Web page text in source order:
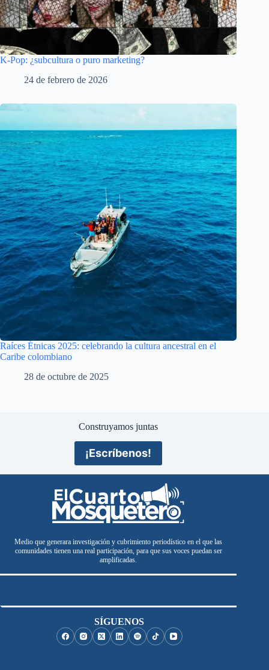
K-Pop: ¿subcultura o puro marketing?
24 de febrero de 2026
Raíces Étnicas 2025: celebrando la cultura ancestral en el
Caribe colombiano
28 de octubre de 2025
Construyamos juntas
¡Escríbenos!
Medio que generara investigación y cubrimiento periodístico en el que las
comunidades tienen una real participación, para que sus voces puedan ser
amplificadas.
SÍGUENOS